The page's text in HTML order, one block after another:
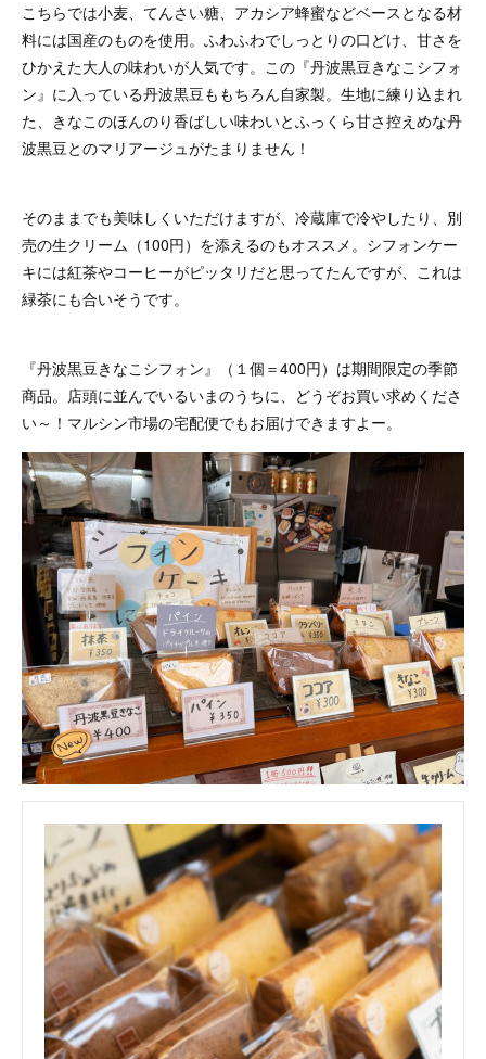
こちらでは小麦、てんさい糖、アカシア蜂蜜などベースとなる材
料には国産のものを使用。ふわふわでしっとりの口どけ、甘さを
ひかえた大人の味わいが人気です。この『丹波黒豆きなこシフォ
ン』に入っている丹波黒豆ももちろん自家製。生地に練り込まれ
た、きなこのほんのり香ばしい味わいとふっくら甘さ控えめな丹
波黒豆とのマリアージュがたまりません！
そのままでも美味しくいただけますが、冷蔵庫で冷やしたり、別
売の生クリーム（100円）を添えるのもオススメ。シフォンケー
キには紅茶やコーヒーがピッタリだと思ってたんですが、これは
緑茶にも合いそうです。
『丹波黒豆きなこシフォン』（１個＝400円）は期間限定の季節
商品。店頭に並んでいるいまのうちに、どうぞお買い求めくださ
い～！マルシン市場の宅配便でもお届けできますよー。